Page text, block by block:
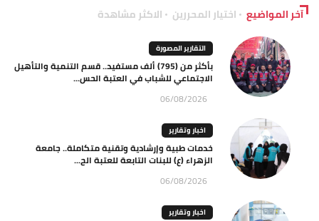
آخر المواضيع اختيار المحررين الاكثر مشاهدة
التقارير المصورة
بأكثر من (795) ألف مستفيد.. قسم التنمية والتأهيل
الاجتماعي للشباب في العتبة الحس...
06/08/2026
اخبار وتقارير
خدمات طبية وإرشادية وتقنية متكاملة.. جامعة
الزهراء (ع) للبنات التابعة للعتبة الح...
06/08/2026
اخبار وتقارير